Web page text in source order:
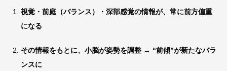
視覚・前庭（バランス）・深部感覚の情報が、常に前方偏重
になる
その情報をもとに、小脳が姿勢を調整 → “前傾”が新たなバラ
ンスに